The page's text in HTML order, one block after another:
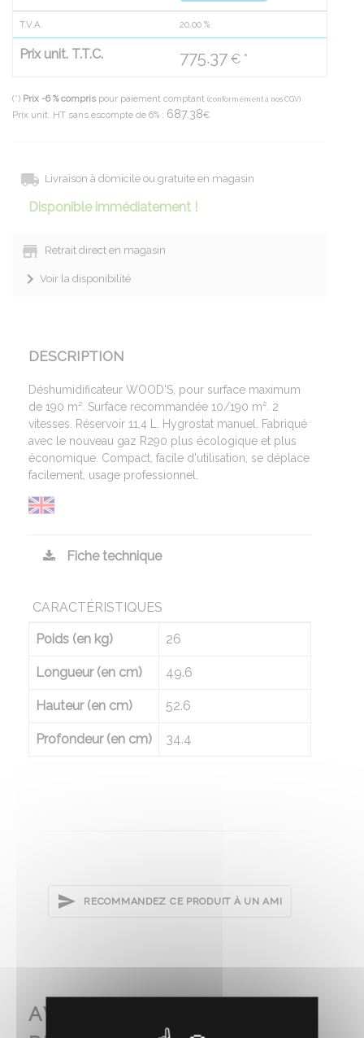
T.V.A. 20.00 %
Prix unit. T.T.C. 775.37 € *
(*) Prix -6 % compris pour paiement comptant (conformément à nos CGV)
Prix unit. HT sans escompte de 6% : 687.38€
Livraison à domicile ou gratuite en magasin
Disponible immédiatement !
Retrait direct en magasin
Voir la disponibilité
DESCRIPTION
Déshumidificateur WOOD'S, pour surface maximum
de 190 m². Surface recommandée 10/190 m². 2
vitesses. Réservoir 11,4 L. Hygrostat manuel. Fabriqué
avec le nouveau gaz R290 plus écologique et plus
économique. Compact, facile d'utilisation, se déplace
facilement, usage professionnel.
Fiche technique
CARACTÉRISTIQUES
Poids (en kg) 26
Longueur (en cm) 49.6
Hauteur (en cm) 52.6
Profondeur (en cm) 34.4
RECOMMANDEZ CE PRODUIT À UN AMI
AVEC CE PRODUIT